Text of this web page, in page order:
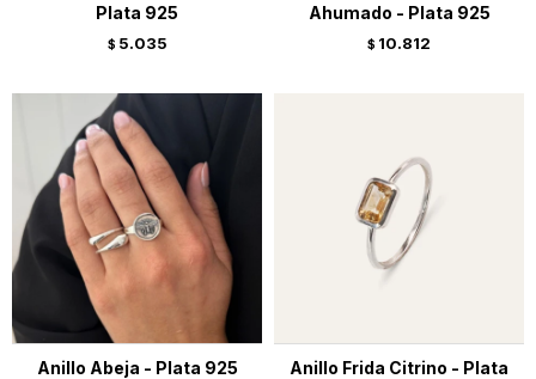
Plata 925
$ 5.035
Ahumado - Plata 925
$ 10.812
Anillo Abeja - Plata 925
Anillo Frida Citrino - Plata